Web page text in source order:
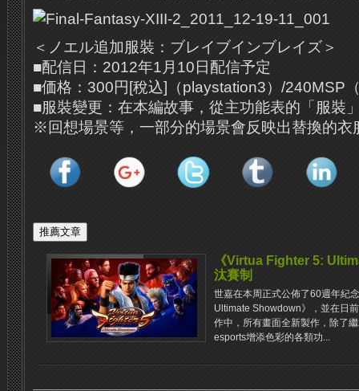
＜ノエル追加服裝：ブレイブインブレイズ＞
■配信日：2012年1月10日配信予定
■価格：300円[稅込]（playstation3）/240MSP
■服裝變更：在本編故事，從主功能表的「服裝
※回想場景等，一部分的場景會反映出替換的衣
《Virtua Fighter 5:
汰賽制
世嘉在本周正式公佈了60週年紀
Ultimate Showdown》，並在日
作中，所有畫面全新製作，除了
esports增添色彩的各類功...